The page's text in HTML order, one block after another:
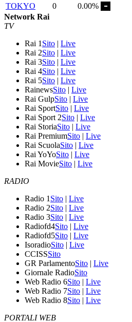
TOKYO
0
0.00%
Network Rai
TV
Rai 1 Sito | Live
Rai 2Sito | Live
Rai 3Sito | Live
Rai 4Sito | Live
Rai 5Sito | Live
RainewsSito | Live
Rai GulpSito | Live
Rai SportSito | Live
Rai Sport 2Sito | Live
Rai StoriaSito | Live
Rai PremiumSito | Live
Rai ScuolaSito | Live
Rai YoYoSito | Live
Rai MovieSito | Live
RADIO
Radio 1 Sito | Live
Radio 2Sito | Live
Radio 3Sito | Live
Radiofd4Sito | Live
Radiofd5Sito | Live
IsoradioSito | Live
CCISSSito
GR ParlamentoSito | Live
Giornale RadioSito
Web Radio 6Sito | Live
Web Radio 7Sito | Live
Web Radio 8Sito | Live
PORTALI WEB